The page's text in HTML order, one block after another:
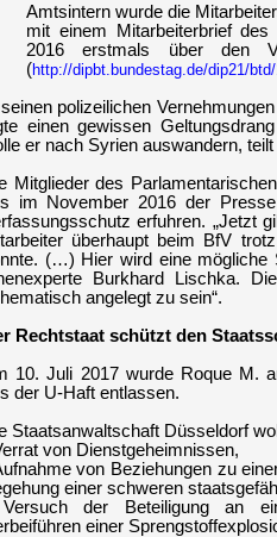
Amtsintern wurde die
mit einem Mitarbeiterbrief
2016 erstmals über den
(http://dipbt.bundestag.de/dip21/
seinen polizeilichen
einen gewissen
er nach Syrien auswandern,
Mitglieder des
im November 2016 der
erfuhren. „Jetzt
überhaupt beim BfV
(…) Hier wird eine mögliche
Burkhard Lischka.
angelegt zu sein“.
Rechtstaat schützt den
10. Juli 2017 wurde Roque M.
der U-Haft entlassen.
Staatsanwaltschaft Düsseldorf
von Dienstgeheimnissen,
von Beziehungen zu
einer schweren
der Beteiligung an
einer